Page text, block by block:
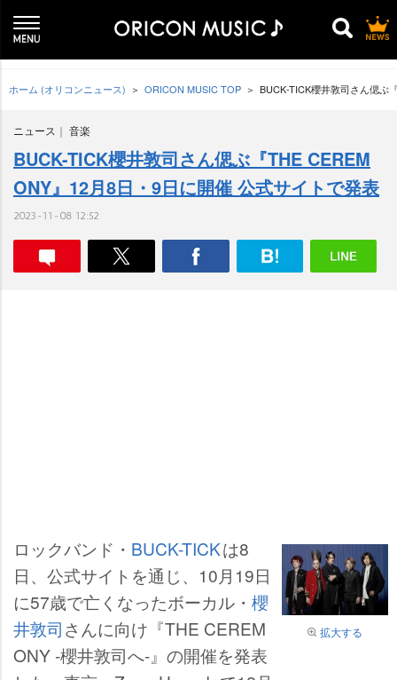
ホーム (オリコンニュース) ORICON MUSIC TOP BUCK-TICK櫻井敦司さん偲ぶ
ニュース 音楽
BUCK-TICK櫻井敦司さん偲ぶ『THE CEREM
ONY』12月8日・9日に開催 公式サイトで発表
2023-11-08 12:52
拡大する
ロックバンド・ BUCK-TICKは8
日、公式サイトを通じ、10月19日
に57歳で亡くなったボーカル・ 櫻
井敦司さんに向け『THE CEREM
ONY -櫻井敦司へ-』の開催を発表